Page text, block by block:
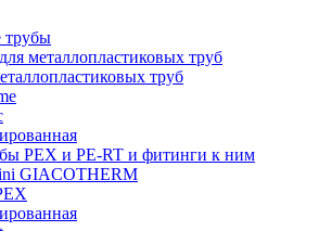
трубы
металлопластиковых труб
труб
PEX и PE-RT и фитинги к ним
GIACOTHERM